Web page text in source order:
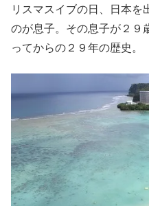
リスマスイブの日、日本を
のが息子。その息子が２９
ってからの２９年の歴史。